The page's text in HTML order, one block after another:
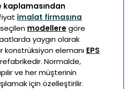
kaplamasından
imalat firmasına
modelleregöre
yaygın olarak
konstrüksiyon elemanı EPS
Normalde,
ve her müşterinin
için özelleştirilir.